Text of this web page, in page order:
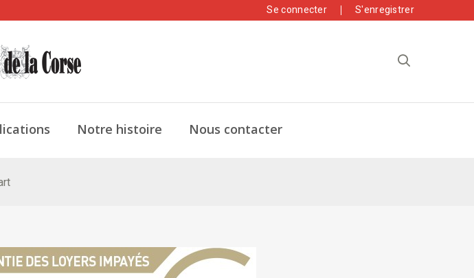
Se connecter S'enregistrer
Notre histoire Nous contacter